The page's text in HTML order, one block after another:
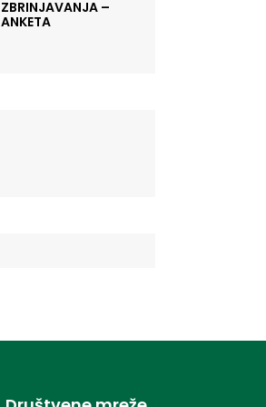
ZBRINJAVANJA –
ANKETA